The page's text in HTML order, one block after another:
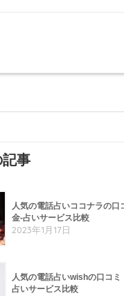
事
人気の電話占いココナラの口
金-占いサービス比較
2023年1月17日
人気の電話占いwishの口コミ
占いサービス比較